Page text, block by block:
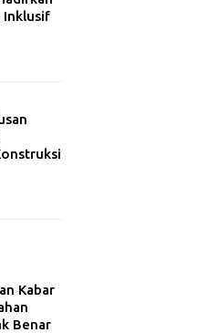
Inklusif
Kabar
Benar